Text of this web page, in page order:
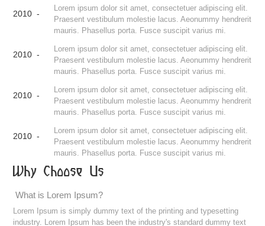
2010 -
Lorem ipsum dolor sit amet, consectetuer adipiscing elit.
Praesent vestibulum molestie lacus. Aeonummy hendrerit
mauris. Phasellus porta. Fusce suscipit varius mi.
2010 -
Lorem ipsum dolor sit amet, consectetuer adipiscing elit.
Praesent vestibulum molestie lacus. Aeonummy hendrerit
mauris. Phasellus porta. Fusce suscipit varius mi.
2010 -
Lorem ipsum dolor sit amet, consectetuer adipiscing elit.
Praesent vestibulum molestie lacus. Aeonummy hendrerit
mauris. Phasellus porta. Fusce suscipit varius mi.
2010 -
Lorem ipsum dolor sit amet, consectetuer adipiscing elit.
Praesent vestibulum molestie lacus. Aeonummy hendrerit
mauris. Phasellus porta. Fusce suscipit varius mi.
Why Choose Us
What is Lorem Ipsum?
Lorem Ipsum is simply dummy text of the printing and typesetting
industry. Lorem Ipsum has been the industry's standard dummy text